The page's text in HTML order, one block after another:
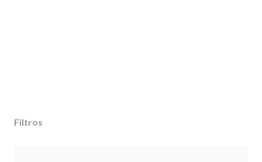
Filtros